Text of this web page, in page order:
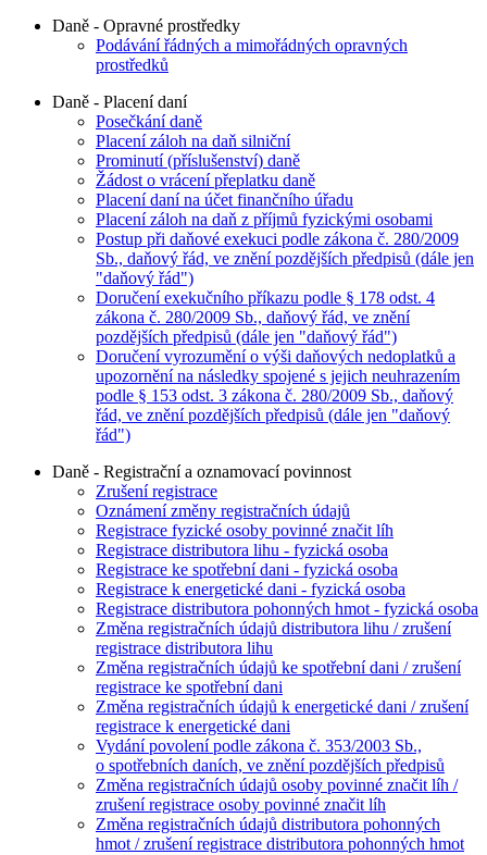
Daně - Opravné prostředky
Podávání řádných a mimořádných opravných
prostředků
Daně - Placení daní
Posečkání daně
Placení záloh na daň silniční
Prominutí (příslušenství) daně
Žádost o vrácení přeplatku daně
Placení daní na účet finančního úřadu
Placení záloh na daň z příjmů fyzickými osobami
Postup při daňové exekuci podle zákona č. 280/2009
Sb., daňový řád, ve znění pozdějších předpisů (dále jen
"daňový řád")
Doručení exekučního příkazu podle § 178 odst. 4
zákona č. 280/2009 Sb., daňový řád, ve znění
pozdějších předpisů (dále jen "daňový řád")
Doručení vyrozumění o výši daňových nedoplatků a
upozornění na následky spojené s jejich neuhrazením
podle § 153 odst. 3 zákona č. 280/2009 Sb., daňový
řád, ve znění pozdějších předpisů (dále jen "daňový
řád")
Daně - Registrační a oznamovací povinnost
Zrušení registrace
Oznámení změny registračních údajů
Registrace fyzické osoby povinné značit líh
Registrace distributora lihu - fyzická osoba
Registrace ke spotřební dani - fyzická osoba
Registrace k energetické dani - fyzická osoba
Registrace distributora pohonných hmot - fyzická osoba
Změna registračních údajů distributora lihu / zrušení
registrace distributora lihu
Změna registračních údajů ke spotřební dani / zrušení
registrace ke spotřební dani
Změna registračních údajů k energetické dani / zrušení
registrace k energetické dani
Vydání povolení podle zákona č. 353/2003 Sb.,
o spotřebních daních, ve znění pozdějších předpisů
Změna registračních údajů osoby povinné značit líh /
zrušení registrace osoby povinné značit líh
Změna registračních údajů distributora pohonných
hmot / zrušení registrace distributora pohonných hmot